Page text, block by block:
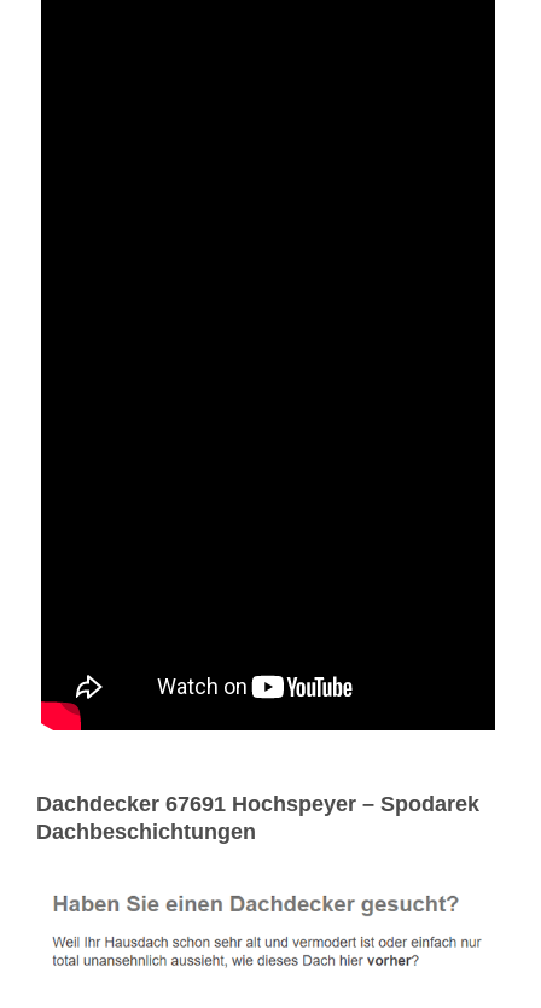
Dachdecker 67691 Hochspeyer – Spodarek
Dachbeschichtungen